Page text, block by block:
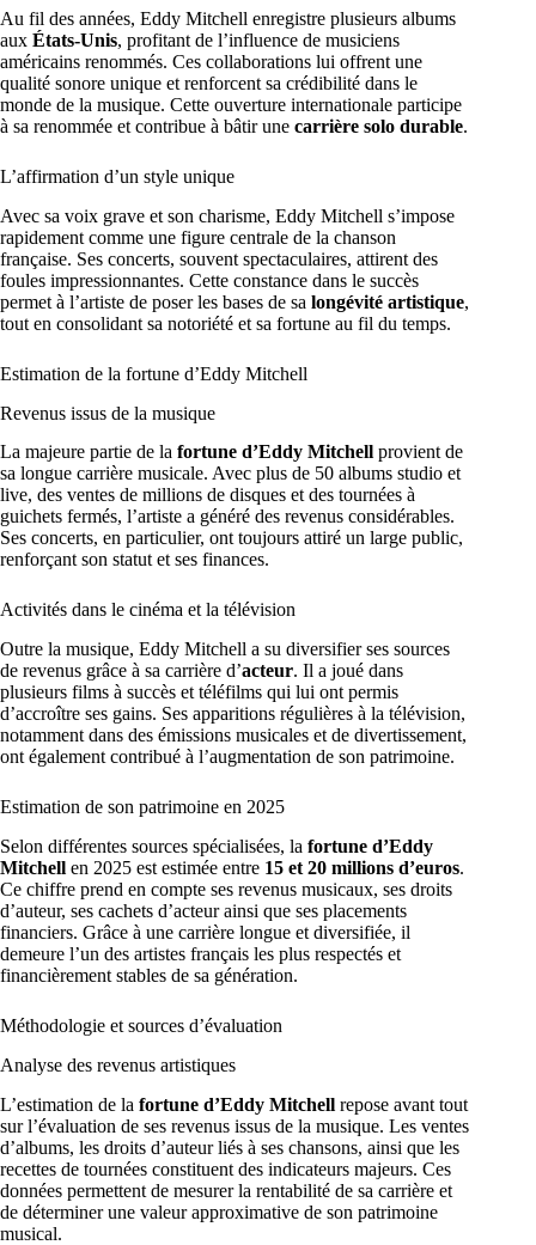
Au fil des années, Eddy Mitchell enregistre plusieurs albums
aux États-Unis, profitant de l’influence de musiciens
américains renommés. Ces collaborations lui offrent une
qualité sonore unique et renforcent sa crédibilité dans le
monde de la musique. Cette ouverture internationale participe
à sa renommée et contribue à bâtir une carrière solo durable.
L’affirmation d’un style unique
Avec sa voix grave et son charisme, Eddy Mitchell s’impose
rapidement comme une figure centrale de la chanson
française. Ses concerts, souvent spectaculaires, attirent des
foules impressionnantes. Cette constance dans le succès
permet à l’artiste de poser les bases de sa longévité artistique,
tout en consolidant sa notoriété et sa fortune au fil du temps.
Estimation de la fortune d’Eddy Mitchell
Revenus issus de la musique
La majeure partie de la fortune d’Eddy Mitchell provient de
sa longue carrière musicale. Avec plus de 50 albums studio et
live, des ventes de millions de disques et des tournées à
guichets fermés, l’artiste a généré des revenus considérables.
Ses concerts, en particulier, ont toujours attiré un large public,
renforçant son statut et ses finances.
Activités dans le cinéma et la télévision
Outre la musique, Eddy Mitchell a su diversifier ses sources
de revenus grâce à sa carrière d’acteur. Il a joué dans
plusieurs films à succès et téléfilms qui lui ont permis
d’accroître ses gains. Ses apparitions régulières à la télévision,
notamment dans des émissions musicales et de divertissement,
ont également contribué à l’augmentation de son patrimoine.
Estimation de son patrimoine en 2025
Selon différentes sources spécialisées, la fortune d’Eddy
Mitchell en 2025 est estimée entre 15 et 20 millions d’euros.
Ce chiffre prend en compte ses revenus musicaux, ses droits
d’auteur, ses cachets d’acteur ainsi que ses placements
financiers. Grâce à une carrière longue et diversifiée, il
demeure l’un des artistes français les plus respectés et
financièrement stables de sa génération.
Méthodologie et sources d’évaluation
Analyse des revenus artistiques
L’estimation de la fortune d’Eddy Mitchell repose avant tout
sur l’évaluation de ses revenus issus de la musique. Les ventes
d’albums, les droits d’auteur liés à ses chansons, ainsi que les
recettes de tournées constituent des indicateurs majeurs. Ces
données permettent de mesurer la rentabilité de sa carrière et
de déterminer une valeur approximative de son patrimoine
musical.